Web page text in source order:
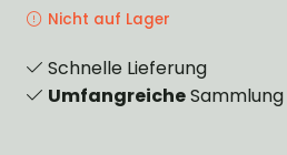
Nicht auf Lager
Schnelle Lieferung
UmfangreicheSammlung